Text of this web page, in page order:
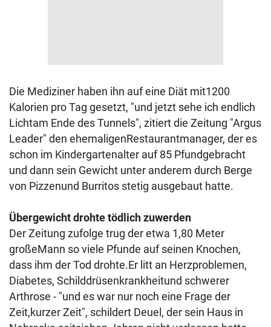
Die Mediziner haben ihn auf eine Diät mit1200
Kalorien pro Tag gesetzt, "und jetzt sehe ich endlich
Lichtam Ende des Tunnels", zitiert die Zeitung "Argus
Leader" den ehemaligenRestaurantmanager, der es
schon im Kindergartenalter auf 85 Pfundgebracht
und dann sein Gewicht unter anderem durch Berge
von Pizzenund Burritos stetig ausgebaut hatte.
Übergewicht drohte tödlich zuwerden
Der Zeitung zufolge trug der etwa 1,80 Meter
großeMann so viele Pfunde auf seinen Knochen,
dass ihm der Tod drohte.Er litt an Herzproblemen,
Diabetes, Schilddrüsenkrankheitund schwerer
Arthrose - "und es war nur noch eine Frage der
Zeit,kurzer Zeit", schildert Deuel, der sein Haus in